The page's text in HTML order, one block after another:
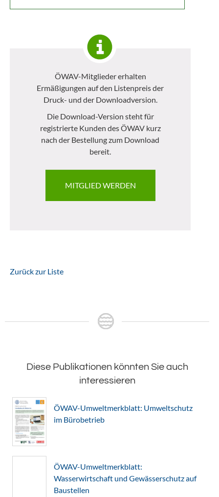
ÖWAV-Mitglieder erhalten
Ermäßigungen auf den Listenpreis der
Druck- und der Downloadversion.
Die Download-Version steht für
registrierte Kunden des ÖWAV kurz
nach der Bestellung zum Download
bereit.
MITGLIED WERDEN
Zurück zur Liste
Diese Publikationen könnten Sie auch
interessieren
ÖWAV-Umweltmerkblatt: Umweltschutz
im Bürobetrieb
ÖWAV-Umweltmerkblatt:
Wasserwirtschaft und Gewässerschutz auf
Baustellen